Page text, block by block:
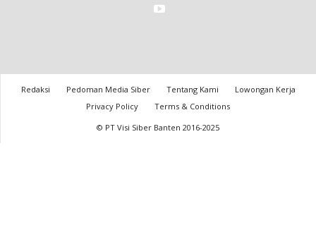
Redaksi Pedoman Media Siber Tentang Kami
Lowongan Kerja
Privacy Policy
Terms & Conditions
© PT Visi Siber Banten 2016-2025